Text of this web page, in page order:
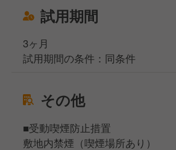
試用期間
3ヶ月
試用期間の条件：同条件
その他
■受動喫煙防止措置
敷地内禁煙（喫煙場所あり）